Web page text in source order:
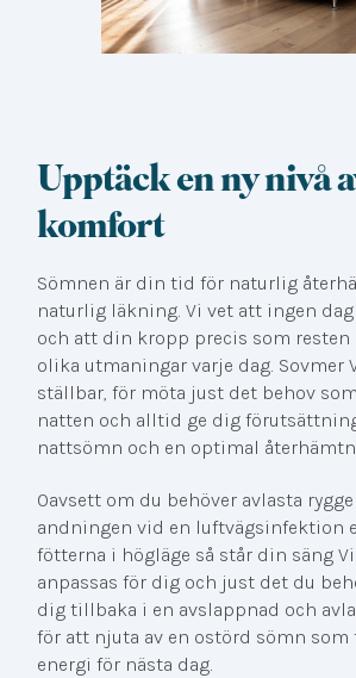
Upptäck en ny nivå
komfort
Sömnen är din tid för naturlig
naturlig läkning. Vi vet att ingen
och att din kropp precis som resten
olika utmaningar varje dag. Sovmer
ställbar, för möta just det behov
natten och alltid ge dig
nattsömn och en optimal
Oavsett om du behöver avlasta
andningen vid en luftvägsinfektion
fötterna i högläge så står din säng
anpassas för dig och just det du
dig tillbaka i en avslappnad och
för att njuta av en ostörd sömn som
energi för nästa dag.